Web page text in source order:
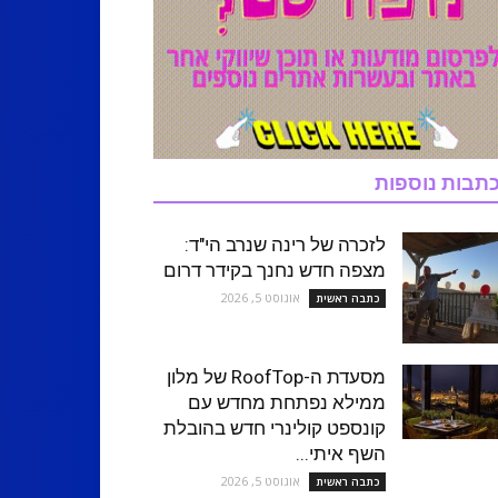
נוספות
לזכרה של רינה שנרב הי"ד:
מצפה חדש נחנך בקידר דרום
כתבה ראשית אוגוסט 5, 2026
מסעדת ה-RoofTop של מלון
ממילא נפתחת מחדש עם
קונספט קולינרי חדש בהובלת
השף איתי...
כתבה ראשית אוגוסט 5, 2026